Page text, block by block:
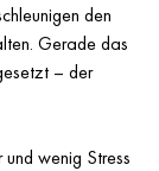
den
Gerade das
– der
wenig Stress